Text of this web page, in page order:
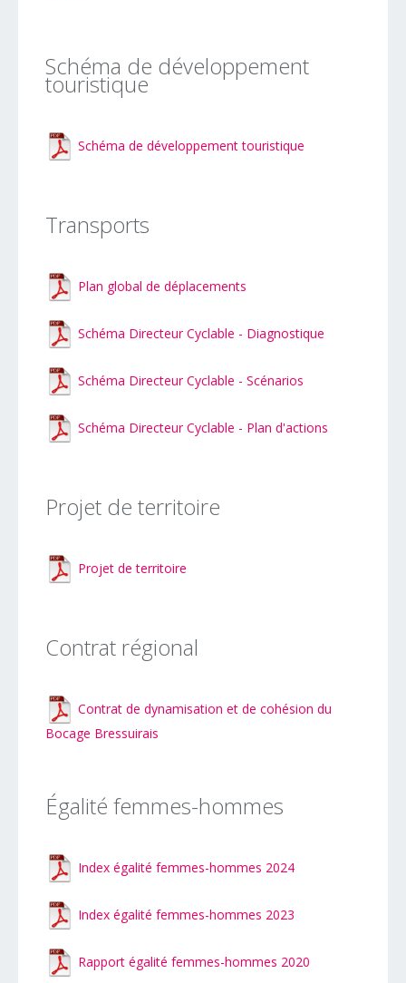
Schéma de développement
touristique
Schéma de développement touristique
Transports
Plan global de déplacements
Schéma Directeur Cyclable - Diagnostique
Schéma Directeur Cyclable - Scénarios
Schéma Directeur Cyclable - Plan d'actions
Projet de territoire
Projet de territoire
Contrat régional
Contrat de dynamisation et de cohésion du
Bocage Bressuirais
Égalité femmes-hommes
Index égalité femmes-hommes 2024
Index égalité femmes-hommes 2023
Rapport égalité femmes-hommes 2020